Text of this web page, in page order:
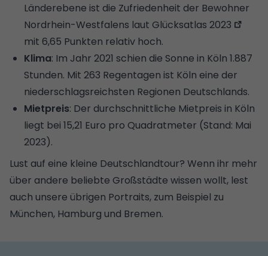
Länderebene ist die Zufriedenheit der Bewohner
Nordrhein-Westfalens laut Glücksatlas 2023
mit 6,65 Punkten relativ hoch.
Klima: Im Jahr 2021 schien die Sonne in Köln 1.887
Stunden. Mit 263 Regentagen ist Köln eine der
niederschlagsreichsten Regionen Deutschlands.
Mietpreis: Der durchschnittliche Mietpreis in Köln
liegt bei 15,21 Euro pro Quadratmeter (Stand: Mai
2023).
Lust auf eine kleine Deutschlandtour? Wenn ihr mehr
über andere beliebte Großstädte wissen wollt, lest
auch unsere übrigen Portraits, zum Beispiel zu
München, Hamburg und Bremen.